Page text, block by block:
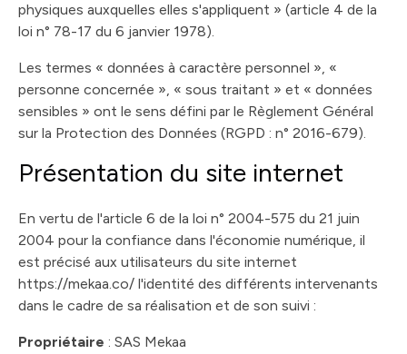
physiques auxquelles elles s'appliquent » (article 4 de la
loi n° 78-17 du 6 janvier 1978).
Les termes « données à caractère personnel », «
personne concernée », « sous traitant » et « données
sensibles » ont le sens défini par le Règlement Général
sur la Protection des Données (RGPD : n° 2016-679).
Présentation du site internet
En vertu de l'article 6 de la loi n° 2004-575 du 21 juin
2004 pour la confiance dans l'économie numérique, il
est précisé aux utilisateurs du site internet
https://mekaa.co/ l'identité des différents intervenants
dans le cadre de sa réalisation et de son suivi :
Propriétaire : SAS Mekaa